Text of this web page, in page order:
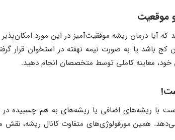
آیا درمان ریشه موفقیت‌آمیز در این مورد
باشد یا به صورت نیمه نهفته در استخوان قرار
خود، معاینه کاملی توسط متخصصان انجام دهید.
با ریشه‌های اضافی یا ریشه‌های به هم چسبیده در
همین مورفولوژی‌های متفاوت کانال ریشه، نقش